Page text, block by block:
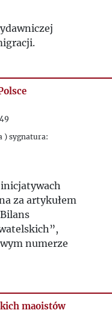
1986
1991
1993
) sygnatura:
za artykułem
numerze
maoistów